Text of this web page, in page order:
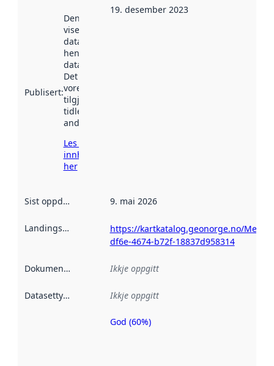
Publisert:
Denne datoen
viser når
datasettet vart
henta inn av
data.norge.no.
Det kan ha
vore
tilgjengeleg
tidlegare
andre stader.
Les meir om
innhenting
her
19. desember 2023
Sist oppdatert 9. mai 2026
Landingsside
https://kartkatalog.geonorge.no/
df6e-4674-b72f-18837d958314
Dokumentasjon Ikkje oppgitt
Datasettype Ikkje oppgitt
Metadatakvalitet
God (60%)